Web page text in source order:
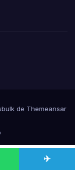
de Themeansar
✈